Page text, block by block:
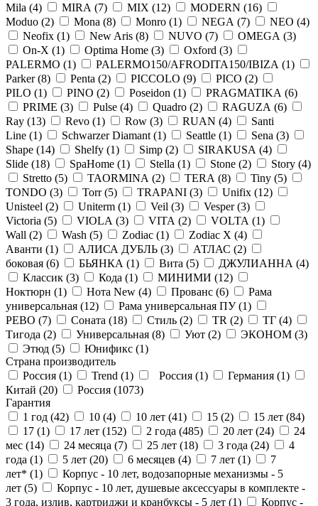
Mila (4) MIRA (7) MIX (12) MODERN (16)
Moduo (2) Mona (8) Monro (1) NEGA (7) NEO (4)
Neofix (1) New Aris (8) NUVO (7) OMEGA (3)
On-X (1) Optima Home (3) Oxford (3)
PALERMO (1) PALERMO150/AFRODITA150/IBIZA (1)
Parker (8) Penta (2) PICCOLO (9) PICO (2)
PILO (1) PINO (2) Poseidon (1) PRAGMATIKA (6)
PRIME (3) Pulse (4) Quadro (2) RAGUZA (6)
Ray (13) Revo (1) Row (3) RUAN (4)
Santi
Line (1) Schwarzer Diamant (1) Seattle (1) Sena (3)
Shape (14) Shelfy (1) Simp (2) SIRAKUSA (4)
Slide (18) SpaHome (1) Stella (1) Stone (2) Story (4)
Stretto (5) TAORMINA (2) TERA (8) Tiny (5)
TONDO (3) Torr (5) TRAPANI (3) Unifix (12)
Unisteel (2) Uniterm (1) Veil (3) Vesper (3)
Victoria (5) VIOLA (3) VITA (2) VOLTA (1)
Wall (2) Wash (5) Zodiac (1) Zodiac X (4)
Аванти (1) АЛИСА ДУБЛЬ (3) АТЛАС (2)
боковая (6) БЬЯНКА (1) Вита (5) ДЖУЛИАННА (4)
Классик (3) Кода (1) МИНИМИ (12)
Ноктюрн (1) Нота New (4) Прованс (6)
Рама
универсальная (12) Рама универсальная ПУ (1)
РЕВО (7) Соната (18) Стиль (2) ТR (2) ТГ (4)
Тигода (2) Универсальная (8) Уют (2) ЭКОНОМ (3)
Этюд (5) Юнификс (1)
Страна производитель
Россия (1) Trend (1) Россия (1) Германия (1)
Китай (20) Россия (1073)
Гарантия
1 год (42) 10 (4) 10 лет (41) 15 (2) 15 лет (84)
17 (1) 17 лет (152) 2 года (485) 20 лет (24)
24
мес (14) 24 месяца (7) 25 лет (18) 3 года (24)
4
года (1) 5 лет (20) 6 месяцев (4) 7 лет (1)
7
лет* (1)
Корпус - 10 лет, водозапорные механизмы - 5
лет (5)
Корпус - 10 лет, душевые аксессуары в комплекте -
3 года, излив, картриджи и кранбуксы - 5 лет (1) Корпус -